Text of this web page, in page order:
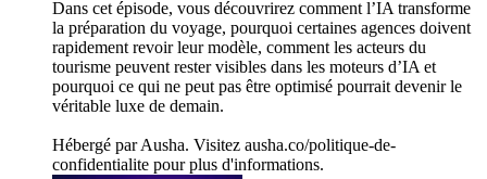
Dans cet épisode, vous découvrirez comment l’IA transforme
la préparation du voyage, pourquoi certaines agences doivent
rapidement revoir leur modèle, comment les acteurs du
tourisme peuvent rester visibles dans les moteurs d’IA et
pourquoi ce qui ne peut pas être optimisé pourrait devenir le
véritable luxe de demain.
Hébergé par Ausha. Visitez ausha.co/politique-de-
confidentialite pour plus d'informations.